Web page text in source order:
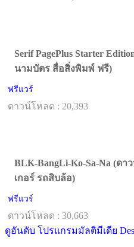
Serif PagePlus Starter
นามบัตร สื่อสิ่งพิมพ์ ฟรี)
ฟรีแวร์
ดาวน์โหลด : 20,393
BLK-BangLi-Ko-Sa-Na (ด
เกอร์ รถสิบล้อ)
ฟรีแวร์
ดาวน์โหลด : 30,663
ดูอันดับ โปรแกรมมัลติมีเดีย